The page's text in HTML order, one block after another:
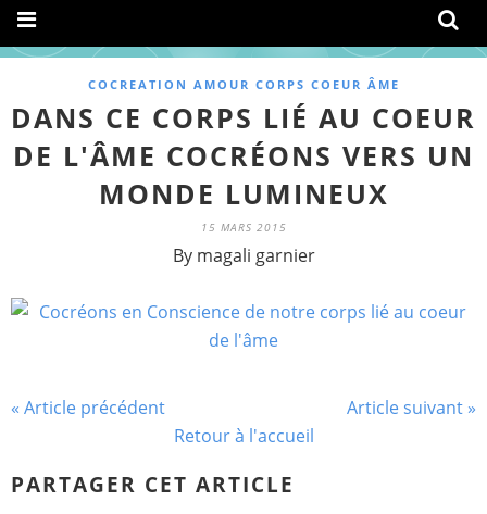
COCREATION AMOUR CORPS COEUR ÂME
DANS CE CORPS LIÉ AU COEUR
DE L'ÂME COCRÉONS VERS UN
MONDE LUMINEUX
15 MARS 2015
By magali garnier
« Article précédent
Article suivant »
Retour à l'accueil
PARTAGER CET ARTICLE